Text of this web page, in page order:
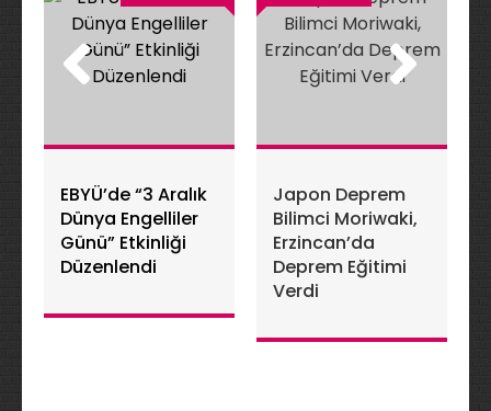
EBYÜ’de “3 Aralık
Dünya Engelliler
Günü” Etkinliği
Düzenlendi
Japon Deprem
Bilimci Moriwaki,
Erzincan’da
Deprem Eğitimi
Verdi